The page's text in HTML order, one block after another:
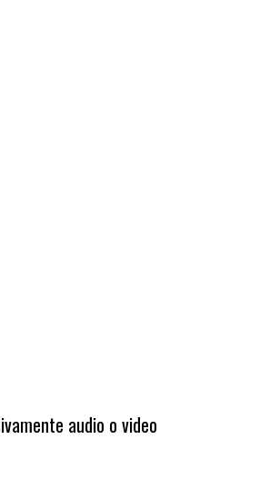
audio o video